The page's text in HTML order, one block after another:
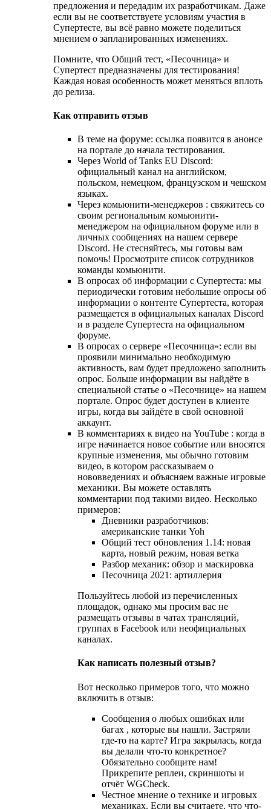
предложения и передадим их разработчикам. Даже
если вы не соответствуете условиям участия в
Супертесте, вы всё равно можете поделиться
мнением о запланированных изменениях.
Помните, что Общий тест, «Песочница» и
Супертест предназначены для тестирования!
Каждая новая особенность может меняться вплоть
до релиза.
Как отправить отзыв
В теме на форуме: ссылка появится в анонсе
на портале до начала тестирования.
Через World of Tanks EU Discord:
официальный канал на английском,
польском, немецком, французском и чешском
языках.
Через комьюнити-менеджеров : свяжитесь со
своим региональным комьюнити-
менеджером на официальном форуме или в
личных сообщениях на нашем сервере
Discord. Не стесняйтесь, мы готовы вам
помочь! Просмотрите список сотрудников
команды комьюнити.
В опросах об информации с Супертеста: мы
периодически готовим небольшие опросы об
информации о контенте Супертеста, которая
размещается в официальных каналах Discord
и в разделе Супертеста на официальном
форуме.
В опросах о сервере «Песочница»: если вы
проявили минимально необходимую
активность, вам будет предложено заполнить
опрос. Больше информации вы найдёте в
специальной статье о «Песочнице» на нашем
портале. Опрос будет доступен в клиенте
игры, когда вы зайдёте в свой основной
аккаунт.
В комментариях к видео на YouTube : когда в
игре начинается новое событие или вносятся
крупные изменения, мы обычно готовим
видео, в котором рассказываем о
нововведениях и объясняем важные игровые
механики. Вы можете оставлять
комментарии под такими видео. Несколько
примеров:
Дневники разработчиков:
американские танки Yoh
Общий тест обновления 1.14: новая
карта, новый режим, новая ветка
Разбор механик: обзор и маскировка
Песочница 2021: артиллерия
Пользуйтесь любой из перечисленных
площадок, однако мы просим вас не
размещать отзывы в чатах трансляций,
группах в Facebook или неофициальных
каналах.
Как написать полезный отзыв?
Вот несколько примеров того, что можно
включить в отзыв:
Сообщения о любых ошибках или
багах , которые вы нашли. Застряли
где-то на карте? Игра закрылась, когда
вы делали что-то конкретное?
Обязательно сообщите нам!
Прикрепите реплеи, скриншоты и
отчёт WGCheck.
Честное мнение о технике и игровых
механиках. Если вы считаете, что что-